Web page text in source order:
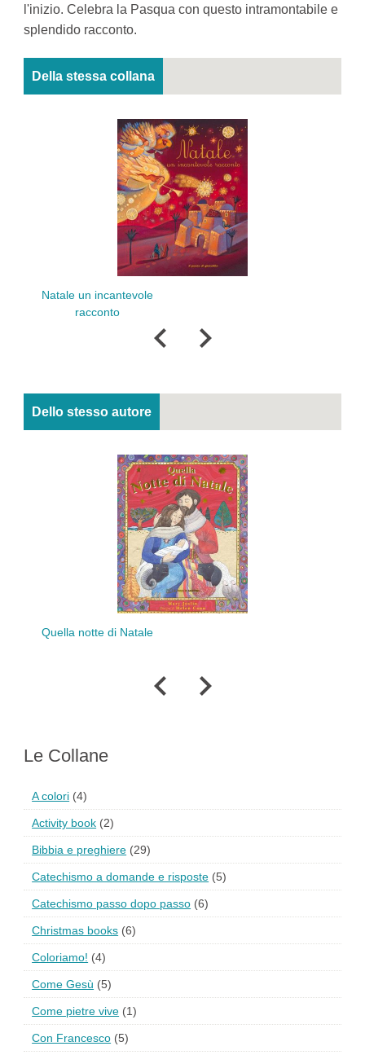
l'inizio. Celebra la Pasqua con questo intramontabile e
splendido racconto.
Della stessa collana
Natale un incantevole
racconto
Dello stesso autore
Quella notte di Natale
Le Collane
A colori (4)
Activity book (2)
Bibbia e preghiere (29)
Catechismo a domande e risposte (5)
Catechismo passo dopo passo (6)
Christmas books (6)
Coloriamo! (4)
Come Gesù (5)
Come pietre vive (1)
Con Francesco (5)